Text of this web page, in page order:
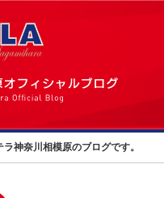
神奈川相模原のブログです。